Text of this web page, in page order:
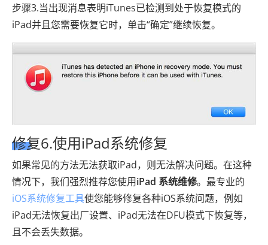
步骤3.当出现消息表明iTunes已检测到处于恢复模式的
iPad并且您需要恢复它时，单击“确定”继续恢复。
修复6.使用iPad系统修复
如果常见的方法无法获取iPad，则无法解决问题。在这种
情况下，我们强烈推荐您使用iPad 系统维修。最专业的
iOS系统修复工具使您能够修复各种iOS系统问题，例如
iPad无法恢复出厂设置、iPad无法在DFU模式下恢复等，
且不会丢失数据。